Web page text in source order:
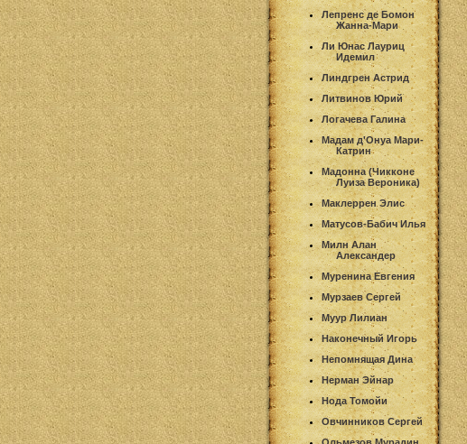
Лепренс де Бомон
Жанна-Мари
Ли Юнас Лауриц
Идемил
Линдгрен Астрид
Литвинов Юрий
Логачева Галина
Мадам д'Онуа Мари-
Катрин
Мадонна (Чикконе
Луиза Вероника)
Маклеррен Элис
Матусов-Бабич Илья
Милн Алан
Александер
Муренина Евгения
Мурзаев Сергей
Муур Лилиан
Наконечный Игорь
Непомнящая Дина
Нерман Эйнар
Нода Томойи
Овчинников Сергей